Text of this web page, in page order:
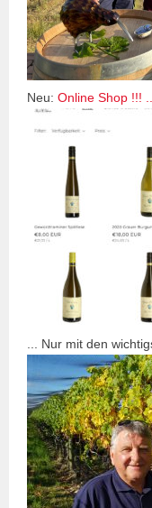
Neu:Online Shop !!!
... Nur mit den